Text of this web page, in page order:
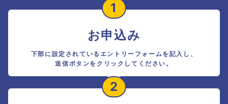
1
お申込み
下部に設定されているエントリーフォームを記入し、
送信ボタンをクリックしてください。
2